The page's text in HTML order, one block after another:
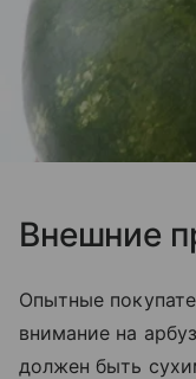
Внешние
Опытные
внимание на
должен быть